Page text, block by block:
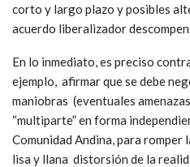
corto y largo plazo y posibles
acuerdo liberalizador
En lo inmediato, es preciso
ejemplo, afirmar que se debe
maniobras (eventuales
“multiparte” en forma
Comunidad Andina, para romper
lisa y llana distorsión de la